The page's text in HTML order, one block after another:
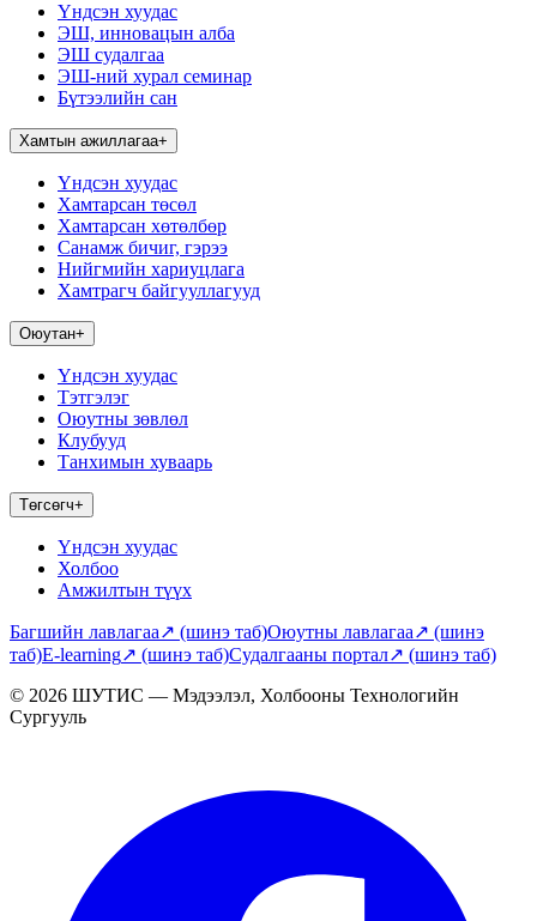
Үндсэн хуудас
ЭШ, инновацын алба
ЭШ судалгаа
ЭШ-ний хурал семинар
Бүтээлийн сан
Хамтын ажиллагаа+
Үндсэн хуудас
Хамтарсан төсөл
Хамтарсан хөтөлбөр
Санамж бичиг, гэрээ
Нийгмийн хариуцлага
Хамтрагч байгууллагууд
Оюутан+
Үндсэн хуудас
Тэтгэлэг
Оюутны зөвлөл
Клубууд
Танхимын хуваарь
Төгсөгч+
Үндсэн хуудас
Холбоо
Амжилтын түүх
Багшийн лавлагаа↗ (шинэ таб)Оюутны лавлагаа↗ (шинэ
таб)E-learning↗ (шинэ таб)Судалгааны портал↗ (шинэ таб)
© 2026 ШУТИС — Мэдээлэл, Холбооны Технологийн
Сургууль